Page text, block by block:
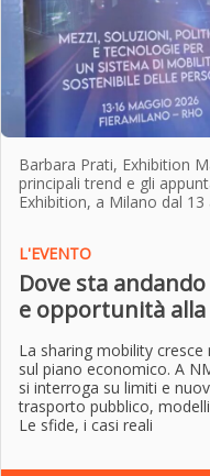
Barbara Prati, Exhibition
principali trend e gli
Exhibition, a Milano dal
L'EVENTO
Dove sta
e opportunità alla
La sharing mobility
sul piano economico. A
si interroga su limiti e
trasporto pubblico,
Le sfide, i casi reali